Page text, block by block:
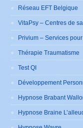
Réseau EFT Belgique
VitaPsy – Centres de
Privium – Services
Thérapie Traumatisme
Test QI
Développement
Hypnose Brabant
Hypnose Braine